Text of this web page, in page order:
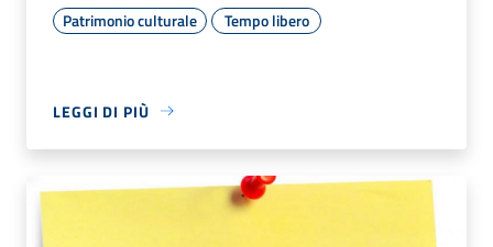
Patrimonio culturale Tempo libero
LEGGI DI PIÙ